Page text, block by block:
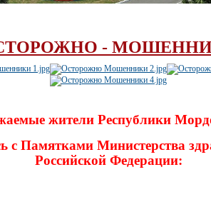
-
жители Республики
с Памятками Министерства
Российской Федерации: